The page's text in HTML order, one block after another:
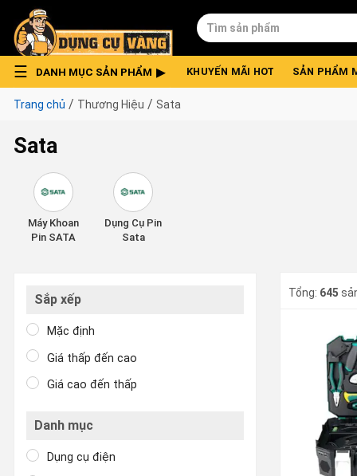
content
Tìm
kiếm:
DANH MỤC SẢN PHẨM KHUYẾN MÃI HOT SẢN PHẨM
Trang chủ / Thương Hiệu / Sata
Sata
Máy Khoan
Pin SATA
Dụng Cụ Pin
Sata
Tổng: 645
Sắp xếp
Mặc định
Giá thấp đến cao
Giá cao đến thấp
Danh mục
Dụng cụ điện